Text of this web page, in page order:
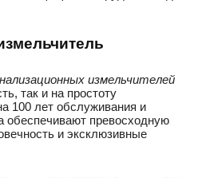
х измельчителей
так и на простоту
100 лет обслуживания и
обеспечивают превосходную
и эксклюзивные